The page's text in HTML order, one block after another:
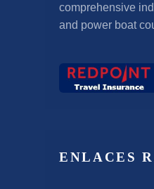
comprehensive
and power boat
ENLACES